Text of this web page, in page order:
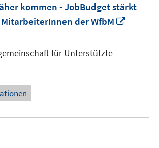
kommen - JobBudget stärkt
der WfbM
für Unterstützte